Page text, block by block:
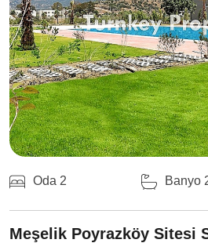
Oda 2 Banyo
Meşelik Poyrazköy Sitesi